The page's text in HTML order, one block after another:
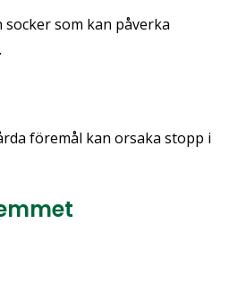
som kan påverka
föremål kan orsaka stopp i